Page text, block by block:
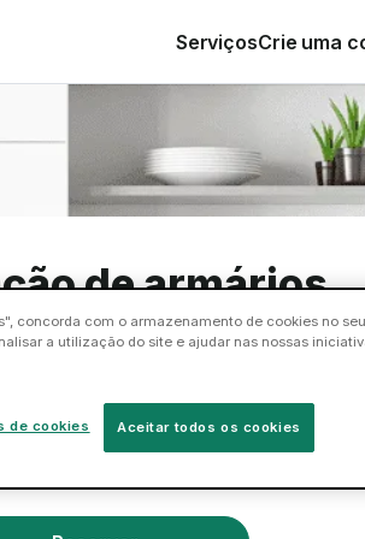
ServiçosCrie uma
de armários
pode ser stressante, deixe-a
a tarefa de acordo com a sua
concorda com o armazenamento de cookies no
a utilização do site e ajudar nas nossas
Aceitar todos os cookies
de cookies